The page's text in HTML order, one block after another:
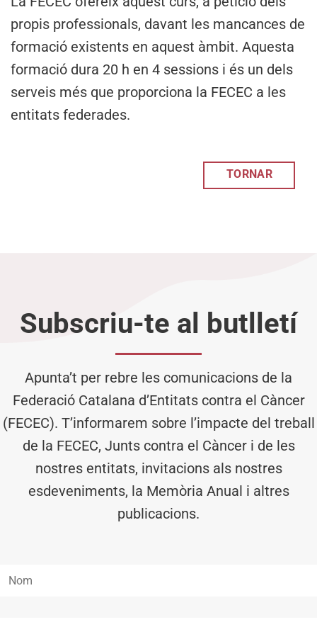
propis professionals, davant les mancances de
formació existents en aquest àmbit. Aquesta
formació dura 20 h en 4 sessions i és un dels
serveis més que proporciona la FECEC a les
entitats federades.
TORNAR
Subscriu-te al butlletí
Apunta’t per rebre les comunicacions de la
Federació Catalana d’Entitats contra el Càncer
(FECEC). T’informarem sobre l’impacte del treball
de la FECEC, Junts contra el Càncer i de les
nostres entitats, invitacions als nostres
esdeveniments, la Memòria Anual i altres
publicacions.